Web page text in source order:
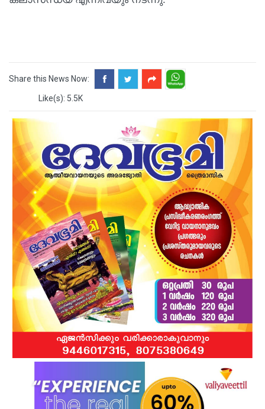
Share this News Now:
Like(s): 5.5K